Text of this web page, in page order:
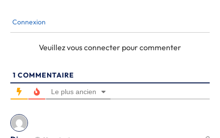
Connexion
Veuillez vous connecter pour commenter
1 COMMENTAIRE
Le plus ancien